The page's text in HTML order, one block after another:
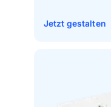
Jetzt gestalten